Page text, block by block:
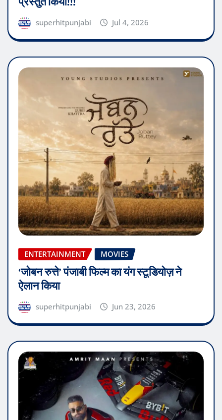
superhitpunjabi Jul 4, 2026
ENTERTAINMENT MOVIES
‘जोबन रुत्ते’ पंजाबी फिल्म का यंग स्टूडियोज़ ने
ऐलान किया
superhitpunjabi Jun 23, 2026